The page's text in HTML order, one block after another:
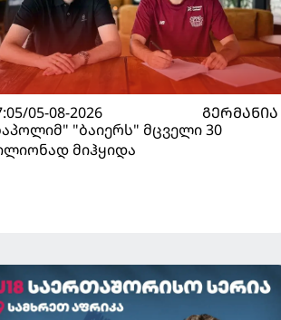
05-08-2026
ᲒᲔᲠᲛᲐᲜᲘᲐ
"ბაიერს" მცველი 30
მიჰყიდა